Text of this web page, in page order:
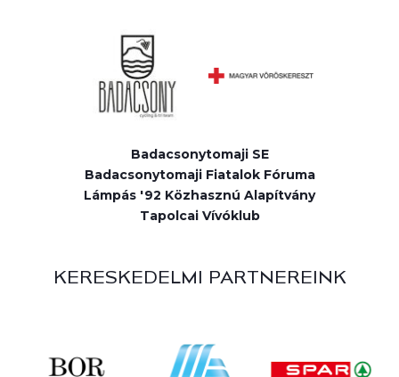
Badacsonytomaji SE
Badacsonytomaji Fiatalok Fóruma
Lámpás '92 Közhasznú Alapítvány
Tapolcai Vívóklub
KERESKEDELMI PARTNEREINK